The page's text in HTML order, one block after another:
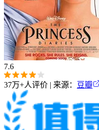
7.6
37万+人评价 | 来源： 豆瓣